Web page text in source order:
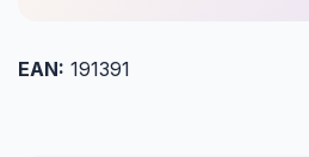
EAN: 191391